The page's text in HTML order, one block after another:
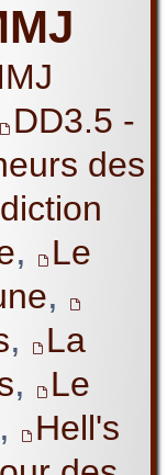
DD3.5 -
des
,
Le
,
,
La
,
Le
,
Hell's